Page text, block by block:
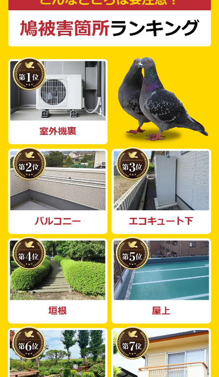
どんな場所でも適切な対応が可能です。一戸建
てやマンション、工場、倉庫、公共施設、商業
施設から農場まで、どなたでもご相談いただけ
ます。お困りの際はご連絡ください。鳩の被害
は、見えないところで深刻な問題を引き起こす
ことがあります。そのため、早めの対策が重要
となります。 当社は、最先端の設備と豊富な
知識を持つスタッフが揃っており、お客様の悩
みを解決するために最善を尽くします。私たち
が提供するサービスは効果的であり、鳩の被害
を未然に防ぐことが可能です。佐倉市で鳩の被
害に悩んでいる方は、ぜひお気軽にご連絡くだ
さい。鳩よけ対策PROが、お客様の問題解決
のお手伝いをさせていただきます。